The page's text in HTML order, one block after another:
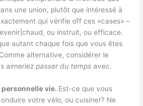
une union, plutôt que intéressé à
qui vérifie off ces «cases» –
ou instruit, ou efficace.
autant chaque fois que vous êtes
alternative, considérer le
aimeriezpasser du tempsavec.
vie. Est-ce que vous
votre vélo, ou cuisiner? Ne